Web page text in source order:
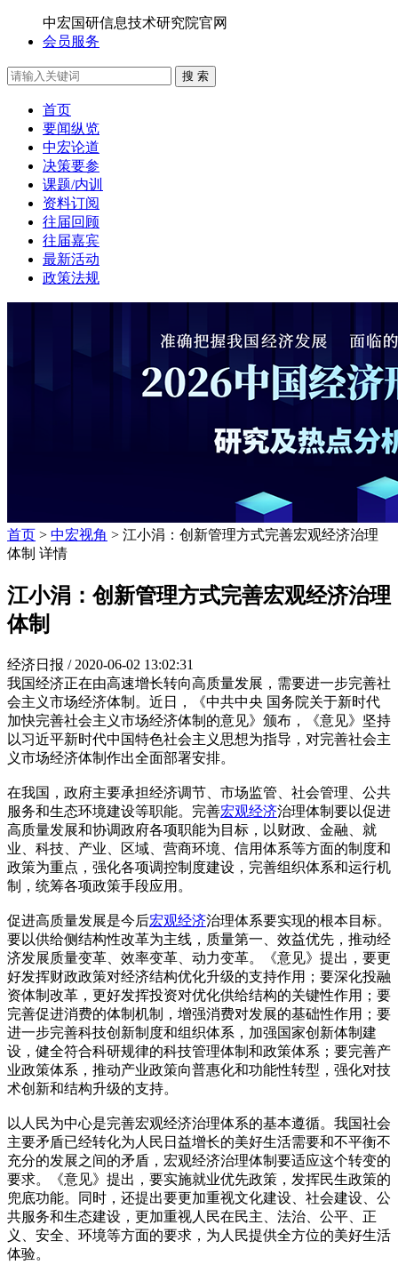
中宏国研信息技术研究院官网
会员服务
搜 索
首页
要闻纵览
中宏论道
决策要参
课题/内训
资料订阅
往届回顾
往届嘉宾
最新活动
政策法规
首页 > 中宏视角 > 江小涓：创新管理方式完善宏观经济治理
体制 详情
江小涓：创新管理方式完善宏观经济治理
体制
经济日报 / 2020-06-02 13:02:31
我国经济正在由高速增长转向高质量发展，需要进一步完善社
会主义市场经济体制。近日，《中共中央 国务院关于新时代
加快完善社会主义市场经济体制的意见》颁布，《意见》坚持
以习近平新时代中国特色社会主义思想为指导，对完善社会主
义市场经济体制作出全面部署安排。
在我国，政府主要承担经济调节、市场监管、社会管理、公共
服务和生态环境建设等职能。完善宏观经济治理体制要以促进
高质量发展和协调政府各项职能为目标，以财政、金融、就
业、科技、产业、区域、营商环境、信用体系等方面的制度和
政策为重点，强化各项调控制度建设，完善组织体系和运行机
制，统筹各项政策手段应用。
促进高质量发展是今后宏观经济治理体系要实现的根本目标。
要以供给侧结构性改革为主线，质量第一、效益优先，推动经
济发展质量变革、效率变革、动力变革。《意见》提出，要更
好发挥财政政策对经济结构优化升级的支持作用；要深化投融
资体制改革，更好发挥投资对优化供给结构的关键性作用；要
完善促进消费的体制机制，增强消费对发展的基础性作用；要
进一步完善科技创新制度和组织体系，加强国家创新体制建
设，健全符合科研规律的科技管理体制和政策体系；要完善产
业政策体系，推动产业政策向普惠化和功能性转型，强化对技
术创新和结构升级的支持。
以人民为中心是完善宏观经济治理体系的基本遵循。我国社会
主要矛盾已经转化为人民日益增长的美好生活需要和不平衡不
充分的发展之间的矛盾，宏观经济治理体制要适应这个转变的
要求。《意见》提出，要实施就业优先政策，发挥民生政策的
兜底功能。同时，还提出要更加重视文化建设、社会建设、公
共服务和生态建设，更加重视人民在民主、法治、公平、正
义、安全、环境等方面的要求，为人民提供全方位的美好生活
体验。